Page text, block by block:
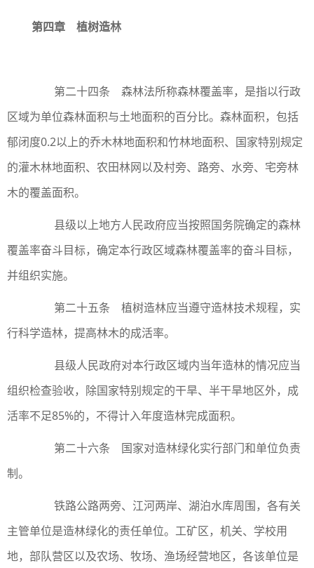
第四章 植树造林
第二十四条 森林法所称森林覆盖率，是指以行政
区域为单位森林面积与土地面积的百分比。森林面积，包括
郁闭度0.2以上的乔木林地面积和竹林地面积、国家特别规定
的灌木林地面积、农田林网以及村旁、路旁、水旁、宅旁林
木的覆盖面积。
县级以上地方人民政府应当按照国务院确定的森林
覆盖率奋斗目标，确定本行政区域森林覆盖率的奋斗目标，
并组织实施。
第二十五条 植树造林应当遵守造林技术规程，实
行科学造林，提高林木的成活率。
县级人民政府对本行政区域内当年造林的情况应当
组织检查验收，除国家特别规定的干旱、半干旱地区外，成
活率不足85%的，不得计入年度造林完成面积。
第二十六条 国家对造林绿化实行部门和单位负责
制。
铁路公路两旁、江河两岸、湖泊水库周围，各有关
主管单位是造林绿化的责任单位。工矿区，机关、学校用
地，部队营区以及农场、牧场、渔场经营地区，各该单位是